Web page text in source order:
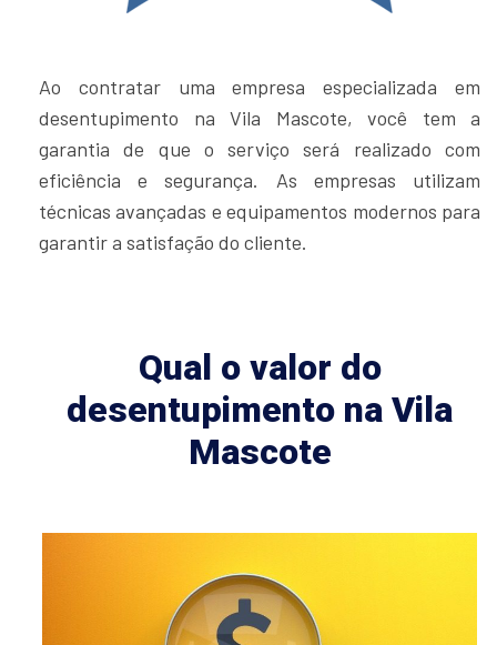
Ao contratar uma empresa especializada em
desentupimento na Vila Mascote, você tem a
garantia de que o serviço será realizado com
eficiência e segurança. As empresas utilizam
técnicas avançadas e equipamentos modernos para
garantir a satisfação do cliente.
Qual o valor do
desentupimento na Vila
Mascote